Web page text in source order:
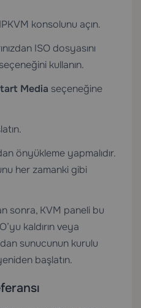
konsolunu açın.
ISO dosyasını
seçeneğini kullanın.
Media seçeneğine
önyükleme yapmalıdır.
her zamanki gibi
sonra, KVM paneli bu
kaldırın veya
sunucunun kurulu
başlatın.